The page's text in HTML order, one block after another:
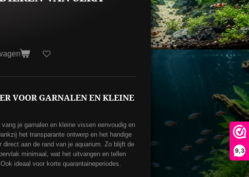
9,3
VOOR GARNALEN EN KLEINE
je garnalen en kleine vissen eenvoudig en
het transparante ontwerp en het handige
direct aan de rand van je aquarium. Zo blijft de
minimaal, wat het uitvangen en tellen
ideaal voor korte quarantaineperiodes.